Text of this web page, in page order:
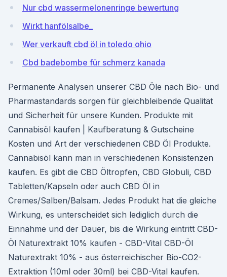
Nur cbd wassermelonenringe bewertung
Wirkt hanfölsalbe_
Wer verkauft cbd öl in toledo ohio
Cbd badebombe für schmerz kanada
Permanente Analysen unserer CBD Öle nach Bio- und
Pharmastandards sorgen für gleichbleibende Qualität
und Sicherheit für unsere Kunden. Produkte mit
Cannabisöl kaufen | Kaufberatung & Gutscheine
Kosten und Art der verschiedenen CBD Öl Produkte.
Cannabisöl kann man in verschiedenen Konsistenzen
kaufen. Es gibt die CBD Öltropfen, CBD Globuli, CBD
Tabletten/Kapseln oder auch CBD Öl in
Cremes/Salben/Balsam. Jedes Produkt hat die gleiche
Wirkung, es unterscheidet sich lediglich durch die
Einnahme und der Dauer, bis die Wirkung eintritt CBD-
Öl Naturextrakt 10% kaufen - CBD-Vital CBD-Öl
Naturextrakt 10% - aus österreichischer Bio-CO2-
Extraktion (10ml oder 30ml) bei CBD-Vital kaufen.